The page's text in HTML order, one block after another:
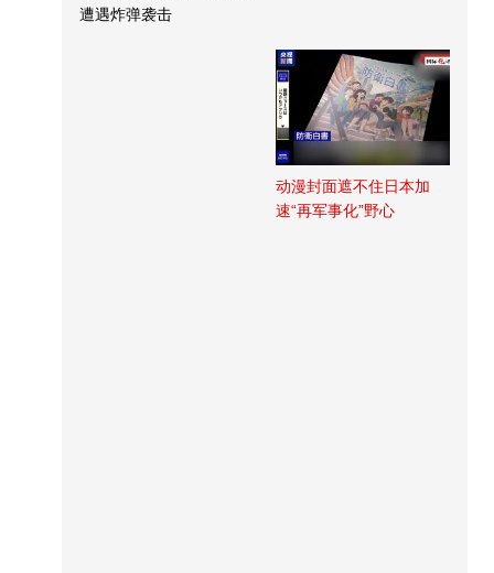
遭遇炸弹袭击
动漫封面遮不住日本加
速“再军事化”野心